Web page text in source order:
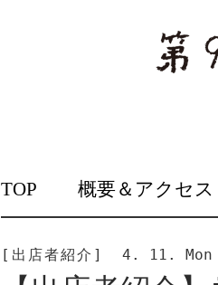
TO
TOP 概要＆アクセス
[出店者紹介] 4. 11. Mon